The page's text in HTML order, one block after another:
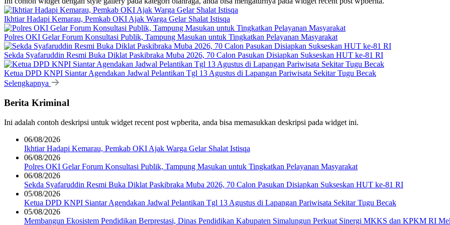
Ikhtiar Hadapi Kemarau, Pemkab OKI Ajak Warga Gelar Shalat Istisqa
Polres OKI Gelar Forum Konsultasi Publik, Tampung Masukan untuk Tingkatkan Pelayanan Masyarakat
Sekda Syafaruddin Resmi Buka Diklat Paskibraka Muba 2026, 70 Calon Pasukan Disiapkan Sukseskan HUT ke-81 RI
Ketua DPD KNPI Siantar Agendakan Jadwal Pelantikan Tgl 13 Agustus di Lapangan Pariwisata Sekitar Tugu Becak
Selengkapnya
Berita Kriminal
Ini adalah contoh deskripsi untuk widget recent post wpberita, anda bisa memasukkan deskripsi pada widget ini.
06/08/2026
Ikhtiar Hadapi Kemarau, Pemkab OKI Ajak Warga Gelar Shalat Istisqa
06/08/2026
Polres OKI Gelar Forum Konsultasi Publik, Tampung Masukan untuk Tingkatkan Pelayanan Masyarakat
06/08/2026
Sekda Syafaruddin Resmi Buka Diklat Paskibraka Muba 2026, 70 Calon Pasukan Disiapkan Sukseskan HUT ke-81 RI
05/08/2026
Ketua DPD KNPI Siantar Agendakan Jadwal Pelantikan Tgl 13 Agustus di Lapangan Pariwisata Sekitar Tugu Becak
05/08/2026
Membangun Ekosistem Pendidikan Berprestasi, Dinas Pendidikan Kabupaten Simalungun Perkuat Sinergi MKKS dan KPKM RI